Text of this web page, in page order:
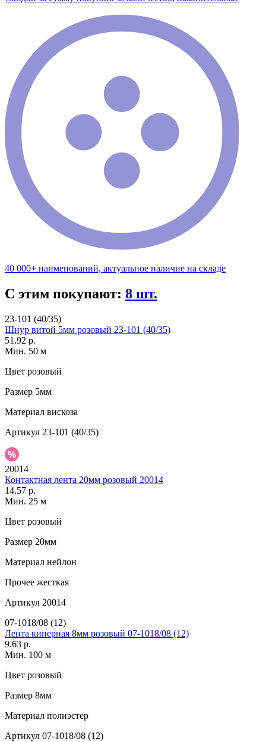
40 000+ наименований, актуальное наличие на складе
С этим покупают: 8 шт.
23-101 (40/35)
Шнур витой 5мм розовый 23-101 (40/35)
51.92 р.
Мин. 50 м
Цвет розовый
Размер 5мм
Материал вискоза
Артикул 23-101 (40/35)
20014
Контактная лента 20мм розовый 20014
14.57 р.
Мин. 25 м
Цвет розовый
Размер 20мм
Материал нейлон
Прочее жесткая
Артикул 20014
07-1018/08 (12)
Лента киперная 8мм розовый 07-1018/08 (12)
9.63 р.
Мин. 100 м
Цвет розовый
Размер 8мм
Материал полиэстер
Артикул 07-1018/08 (12)